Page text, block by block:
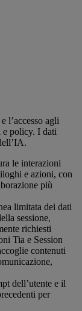
l’accesso agli
e policy. I dati
le interazioni
e azioni, con
più
limitata dei dati
sessione,
richiesti
Tia e Session
contenuti
dell’utente e il
per